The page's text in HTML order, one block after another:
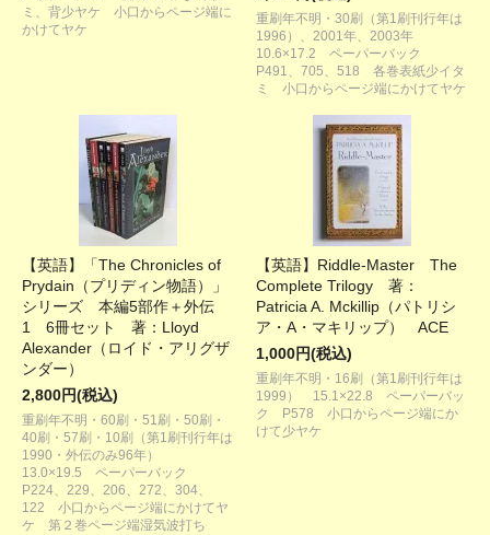
ミ、背少ヤケ 小口からページ端に
かけてヤケ
重刷年不明・30刷（第1刷刊行年は
1996）、2001年、2003年
10.6×17.2 ペーパーバック
P491、705、518 各巻表紙少イタ
ミ 小口からページ端にかけてヤケ
【英語】「The Chronicles of
Prydain（プリディン物語）」
シリーズ 本編5部作＋外伝
1 6冊セット 著：Lloyd
Alexander（ロイド・アリグザ
ンダー）
2,800円(税込)
重刷年不明・60刷・51刷・50刷・
40刷・57刷・10刷（第1刷刊行年は
1990・外伝のみ96年）
13.0×19.5 ペーパーバック
P224、229、206、272、304、
122 小口からページ端にかけてヤ
ケ 第２巻ページ端湿気波打ち
【英語】Riddle-Master The
Complete Trilogy 著：
Patricia A. Mckillip（パトリシ
ア・A・マキリップ） ACE
1,000円(税込)
重刷年不明・16刷（第1刷刊行年は
1999） 15.1×22.8 ペーパーバッ
ク P578 小口からページ端にか
けて少ヤケ